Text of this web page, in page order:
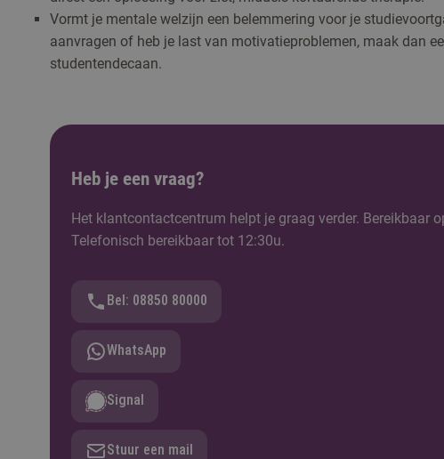
Vormt je mentale welzijn een belemmering voor je
aanvragen of heb je last van motivatieproblemen, maak dan
studentendecaan.
Heb je een vraag?
Het klantcontactcentrum helpt je graag verder. Bereikbaar
Telefonisch bereikbaar tot 12:30u.
Bel: 08850 80000
WhatsApp
Signal
Stuur een mail